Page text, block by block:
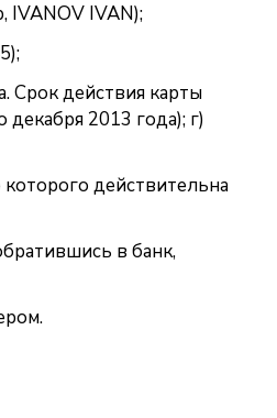
IVANOV IVAN);
Срок действия карты
2013 года); г)
действительна
в банк,